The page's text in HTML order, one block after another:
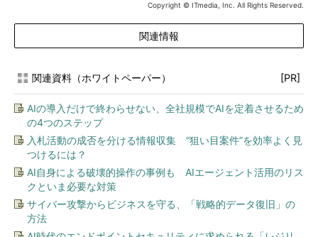
Copyright © ITmedia, Inc. All Rights Reserved.
関連情報
関連資料（ホワイトペーパー） [PR]
AIの導入だけで終わらせない、全社規模でAIを定着させるため
の4つのステップ
入札活動の成否を分ける情報収集 “狙い目案件”を効率よく見
つけるには？
AI自身による破壊的操作の事例も AIエージェント活用のリス
クといま必要な対策
サイバー攻撃からビジネスを守る、「戦略的データ復旧」の
方法